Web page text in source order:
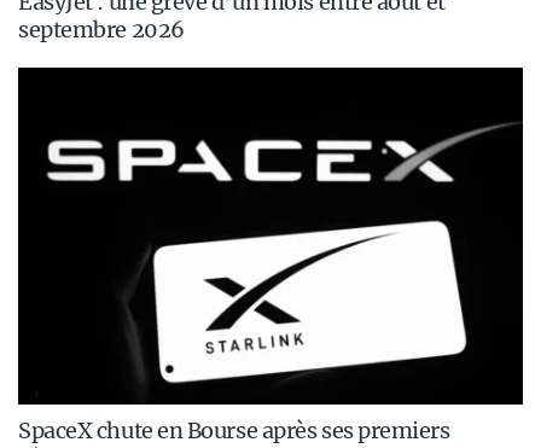
septembre 2026
SpaceX chute en Bourse après ses premiers